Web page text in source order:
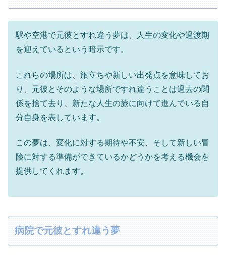
駅や空港で元彼とすれ違う夢は、人生の変化や過渡期
を迎えているという暗示です。
これらの場所は、旅立ちや新しい出発点を意味してお
り、元彼とそのような場所ですれ違うことは過去の関
係を捨て去り、新たな人生の旅に向けて進んでいる自
分自身を表しています。
この夢は、変化に対する期待や不安、そして新しい冒
険に対する準備ができているかどうかを考える機会を
提供してくれます。
病院で元彼とすれ違う夢